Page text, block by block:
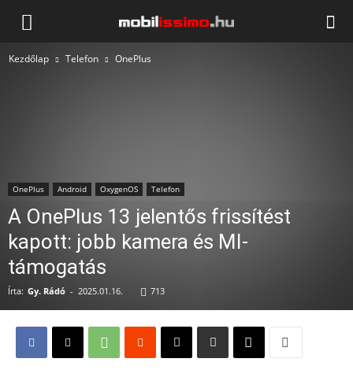
Mobilissimo.hu
Kezdőlap Telefon OnePlus
OnePlus Android OxygenOS Telefon
A OnePlus 13 jelentős frissítést
kapott: jobb kamera és MI-
támogatás
Írta: Gy. Rádó - 2025.01.16. 713